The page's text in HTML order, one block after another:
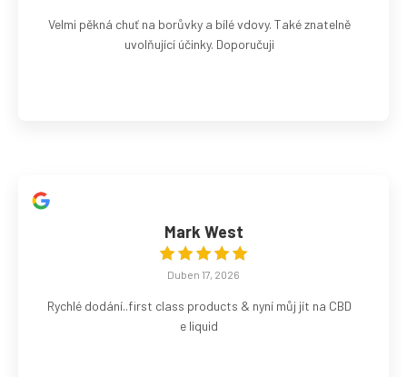
Velmi pěkná chuť na borůvky a bílé vdovy. Také znatelně
uvolňující účinky. Doporučuji
Mark West
Duben 17, 2026
Rychlé dodání..first class products & nyní můj jít na CBD
e liquid